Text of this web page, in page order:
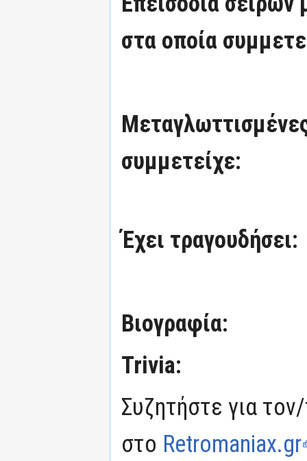
στα οποία
συμμετείχε:
Έχει τραγουδήσει:
Βιογραφία:
Trivia:
Συζητήστε για
στο Retromaniax.gr